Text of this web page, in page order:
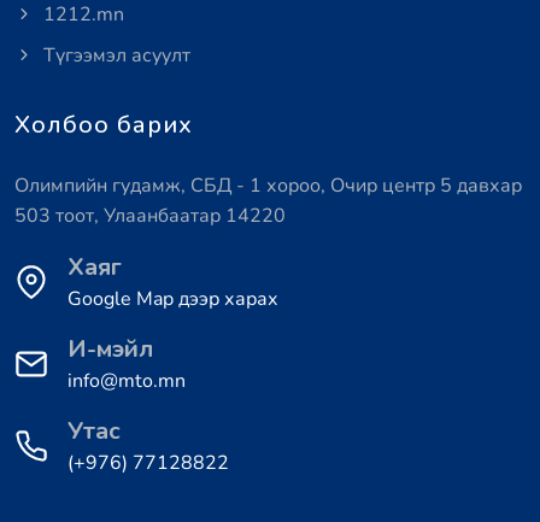
1212.mn
Түгээмэл асуулт
Холбоо барих
Олимпийн гудамж, СБД - 1 хороо, Очир центр 5 давхар
503 тоот, Улаанбаатар 14220
Хаяг
Google Map дээр харах
И-мэйл
info@mto.mn
Утас
(+976) 77128822